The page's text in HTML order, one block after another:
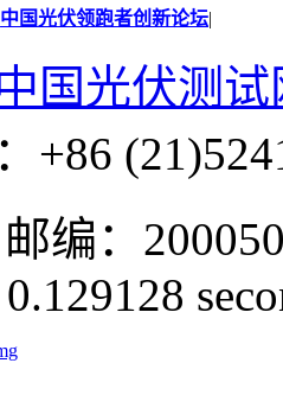
中国光伏领跑者创新论坛|
国光伏测试
+86
编：